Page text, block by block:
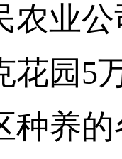
农业
花园5
种养